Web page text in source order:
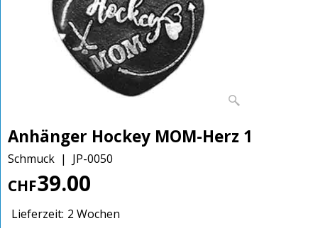
Anhänger Hockey MOM-Herz 1
Schmuck JP-0050
CHF39.00
Lieferzeit: 2 Wochen